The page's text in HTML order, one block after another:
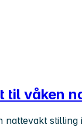
til våken
nattevakt stilling